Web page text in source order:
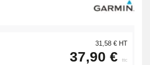
31,58 € HT
37,90 € ttc